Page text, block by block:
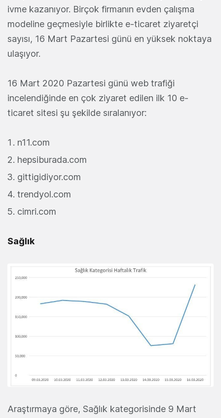
ivme kazanıyor. Birçok firmanın evden çalışma
modeline geçmesiyle birlikte e-ticaret ziyaretçi
sayısı, 16 Mart Pazartesi günü en yüksek noktaya
ulaşıyor.
16 Mart 2020 Pazartesi günü web trafiği
incelendiğinde en çok ziyaret edilen ilk 10 e-
ticaret sitesi şu şekilde sıralanıyor:
n11.com
hepsiburada.com
gittigidiyor.com
trendyol.com
cimri.com
Sağlık
Araştırmaya göre, Sağlık kategorisinde 9 Mart